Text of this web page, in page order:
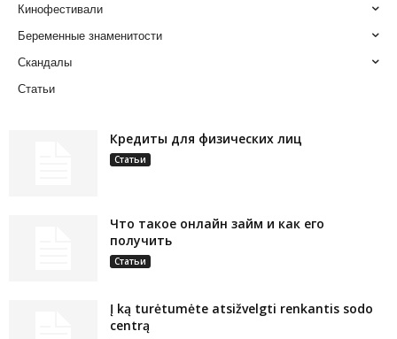
Кинофестивали
Беременные знаменитости
Скандалы
Статьи
Кредиты для физических лиц
Статьи
Что такое онлайн займ и как его
получить
Статьи
Į ką turėtumėte atsižvelgti renkantis sodo
centrą